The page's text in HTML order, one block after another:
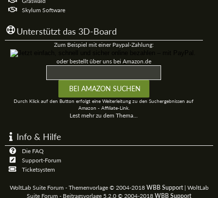
Skylum Software
Unterstützt das 3D-Board
Zum Beispiel mit einer Paypal-Zahlung:
oder bestellt über uns bei Amazon.de
Durch Klick auf den Button erfolgt eine Weiterleitung zu den Suchergebnissen auf
Amazon - Affiliate-Link.
Lest mehr zu dem Thema...
Info & Hilfe
Die FAQ
Support-Forum
Ticketsystem
WoltLab Suite Forum - Themenvorlage © 2004-2018 WBB Support| WoltLab
Suite Forum - Beitragsvorlage 5.2.0 © 2004-2018 WBB Support